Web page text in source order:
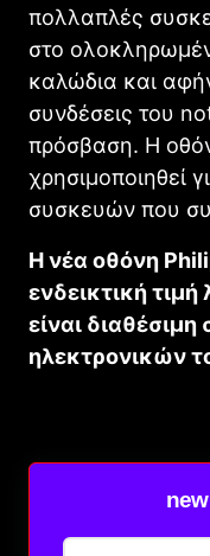
πολλαπλές
στο
καλώδια και
συνδέσεις του
πρόσβαση. Η
χρησιμοποιηθεί
συσκευών που
Η νέα οθόνη
ενδεικτική
είναι
ηλεκτρονικών